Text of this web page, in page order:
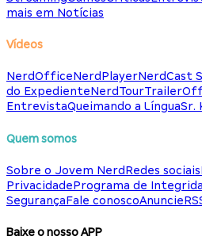
mais em Notícias
Vídeos
NerdOfficeNerdPlayerNerdCast
do ExpedienteNerdTour
EntrevistaQueimando a LínguaSr.
Quem somos
Sobre o Jovem NerdRedes sociais
PrivacidadePrograma de
SegurançaFale conoscoAnuncie
Baixe o nosso APP